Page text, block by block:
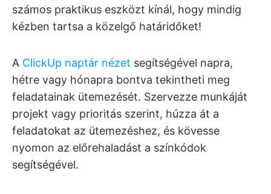
számos praktikus eszközt kínál, hogy mindig
kézben tartsa a közelgő határidőket!
A ClickUp naptár nézet segítségével napra,
hétre vagy hónapra bontva tekintheti meg
feladatainak ütemezését. Szervezze munkáját
projekt vagy prioritás szerint, húzza át a
feladatokat az ütemezéshez, és kövesse
nyomon az előrehaladást a színkódok
segítségével.